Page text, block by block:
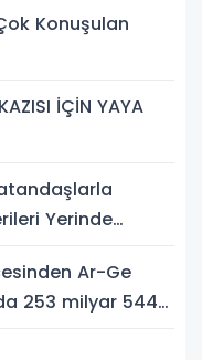
Konuşulan
İÇİN YAYA
Yerinde
Ar-Ge
253 milyar 544